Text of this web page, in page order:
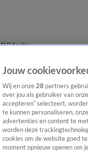
Video's
Jouw
Wij en onze 28 partners
over jou als gebruiker van
accepteren” selecteert,
te kunnen personaliseren,
advertenties en content te
worden deze
cookies om de website goed
moment opnieuw openen om